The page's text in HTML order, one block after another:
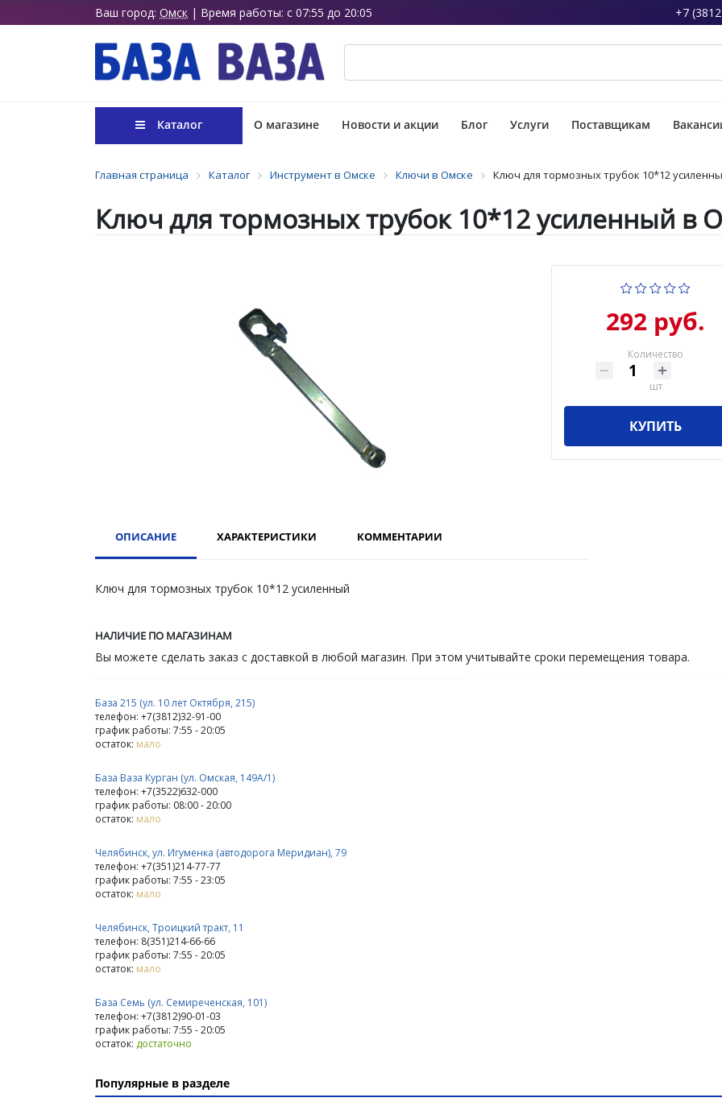
Ваш город: Омск | Время работы: с 07:55 до 20:05 +7
Каталог О магазине Новости и акции Блог Услуги Поставщикам
Главная страница Каталог Инструмент в Омске Ключи в Омске Ключ для тормозных трубок 10*12
Ключ для тормозных трубок 10*12 усиленный в
292 руб.
Количество
шт
КУПИТЬ
ОПИСАНИЕ ХАРАКТЕРИСТИКИ КОММЕНТАРИИ
Ключ для тормозных трубок 10*12 усиленный
НАЛИЧИЕ ПО МАГАЗИНАМ
Вы можете сделать заказ с доставкой в любой магазин. При этом учитывайте сроки перемещения товара.
База 215 (ул. 10 лет Октября, 215)
телефон: +7(3812)32-91-00
график работы: 7:55 - 20:05
остаток: мало
База Ваза Курган (ул. Омская, 149А/1)
телефон: +7(3522)632-000
график работы: 08:00 - 20:00
остаток: мало
Челябинск, ул. Игуменка (автодорога Меридиан), 79
телефон: +7(351)214-77-77
график работы: 7:55 - 23:05
остаток: мало
Челябинск, Троицкий тракт, 11
телефон: 8(351)214-66-66
график работы: 7:55 - 20:05
остаток: мало
База Семь (ул. Семиреченская, 101)
телефон: +7(3812)90-01-03
график работы: 7:55 - 20:05
остаток: достаточно
Популярные в разделе